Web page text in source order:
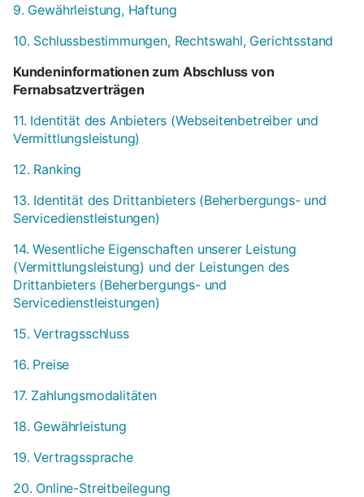
9. Gewährleistung, Haftung
10. Schlussbestimmungen, Rechtswahl, Gerichtsstand
Kundeninformationen zum Abschluss von
Fernabsatzverträgen
11. Identität des Anbieters (Webseitenbetreiber und
Vermittlungsleistung)
12. Ranking
13. Identität des Drittanbieters (Beherbergungs- und
Servicedienstleistungen)
14. Wesentliche Eigenschaften unserer Leistung
(Vermittlungsleistung) und der Leistungen des
Drittanbieters (Beherbergungs- und
Servicedienstleistungen)
15. Vertragsschluss
16. Preise
17. Zahlungsmodalitäten
18. Gewährleistung
19. Vertragssprache
20. Online-Streitbeilegung